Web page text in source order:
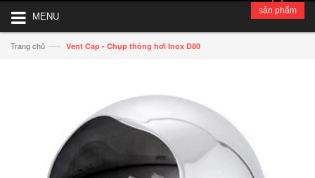
MENU
sản phẩm
Trang chủ —› Vent Cap - Chụp thông hơi Inox D80